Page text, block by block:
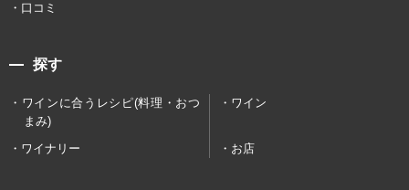
口コミ
探す
ワインに合うレシピ(料理・おつ
まみ)
ワイン
ワイナリー お店